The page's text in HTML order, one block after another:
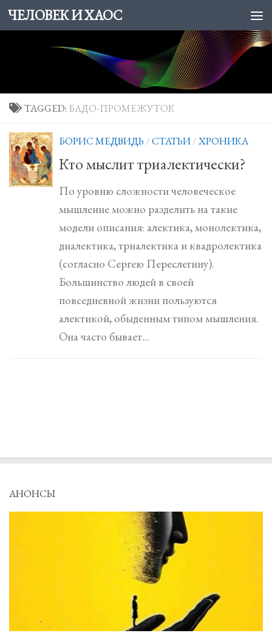
Skip to content
ЧЕЛОВЕК И ХАОС
TAGGED: БАДО-ПРОМЕЖУТОК
БОРИС МЕДВИДЬ /СТАТЬИ/ХРОНИКА
Кто мыслит триалектически?
По уровню сложности человеческое
мышление можно разделить на такие
модели описания: алектика, монолектика,
диалектика, триалектика и квадролектика
(согласно Сергею Переслегину).
Большинство людей в своей
повседневной жизни пользуются
алектикой, обыденным типом мышления.
Она часто бывает...
АНОНСЫ